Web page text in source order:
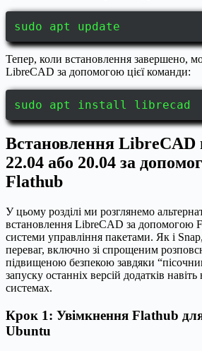
sudo apt update
Тепер, коли встановлення завершено,
LibreCAD за допомогою цієї команди:
sudo apt install librecad
Встановлення LibreCAD
22.04 або 20.04 за
Flathub
У цьому розділі ми розглянемо
встановлення LibreCAD за допомогою
системи управління пакетами. Як і
переваг, включно зі спрощеним
підвищеною безпекою завдяки
запуску останніх версій додатків
системах.
Крок 1: Увімкнення Flathub
Ubuntu